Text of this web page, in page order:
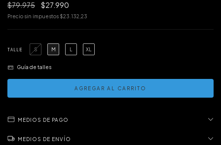
$79.975 $27.990
Precio sin impuestos $23.132,23
TALLE S M L XL
Guía de talles
MEDIOS DE PAGO
MEDIOS DE ENVÍO